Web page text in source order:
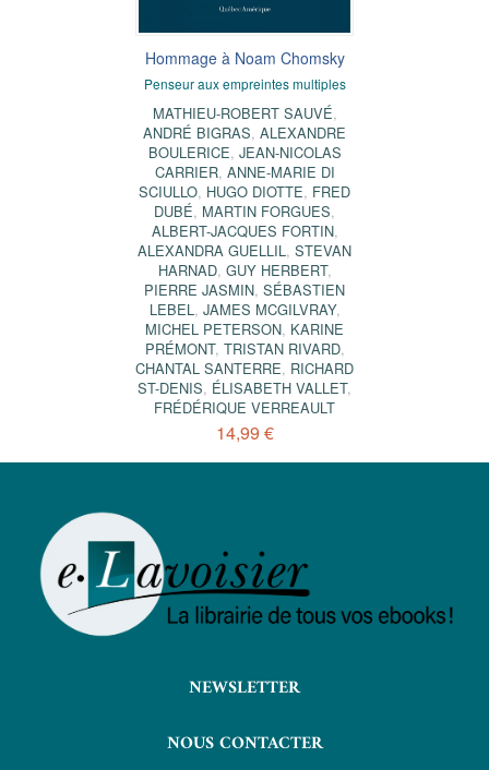
Hommage à Noam Chomsky
Penseur aux empreintes multiples
MATHIEU-ROBERT SAUVÉ,
ANDRÉ BIGRAS, ALEXANDRE
BOULERICE, JEAN-NICOLAS
CARRIER, ANNE-MARIE DI
SCIULLO, HUGO DIOTTE, FRED
DUBÉ, MARTIN FORGUES,
ALBERT-JACQUES FORTIN,
ALEXANDRA GUELLIL, STEVAN
HARNAD, GUY HERBERT,
PIERRE JASMIN, SÉBASTIEN
LEBEL, JAMES MCGILVRAY,
MICHEL PETERSON, KARINE
PRÉMONT, TRISTAN RIVARD,
CHANTAL SANTERRE, RICHARD
ST-DENIS, ÉLISABETH VALLET,
FRÉDÉRIQUE VERREAULT
14,99 €
NEWSLETTER
NOUS CONTACTER